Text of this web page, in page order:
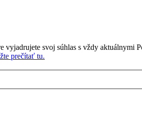
svoj súhlas s vždy
prečítať tu.